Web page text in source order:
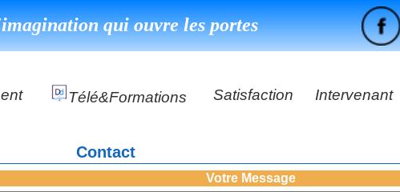
qui ouvre les portes
Opérationnel Formation
Télé&formations Satisfaction
Témoignages
Intervenant
Contact
Votre Message